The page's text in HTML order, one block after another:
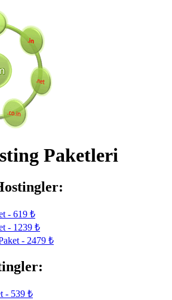
Paketleri
- 619 ₺
- 1239 ₺
- 2479 ₺
- 539 ₺